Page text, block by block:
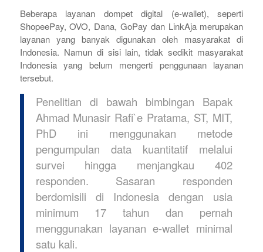
Beberapa layanan dompet digital (e-wallet), seperti
ShopeePay, OVO, Dana, GoPay dan LinkAja merupakan
layanan yang banyak digunakan oleh masyarakat di
Indonesia. Namun di sisi lain, tidak sedikit masyarakat
Indonesia yang belum mengerti penggunaan layanan
tersebut.
Penelitian di bawah bimbingan Bapak
Ahmad Munasir Rafi`e Pratama, ST, MIT,
PhD ini menggunakan metode
pengumpulan data kuantitatif melalui
survei hingga menjangkau 402
responden. Sasaran responden
berdomisili di Indonesia dengan usia
minimum 17 tahun dan pernah
menggunakan layanan e-wallet minimal
satu kali.